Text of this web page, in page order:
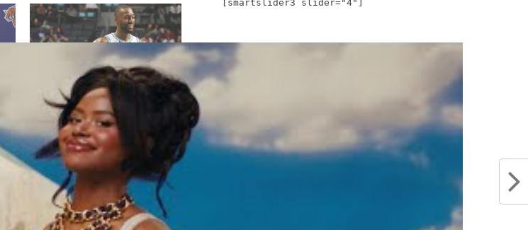
Kemba Walker n’arrive pas à
trouver une équipe NBA : la triste
réalité d’une ancienne star NBA…
septembre 10, 2022
Dans "Actualités"
[smartslider3 slider="4"]